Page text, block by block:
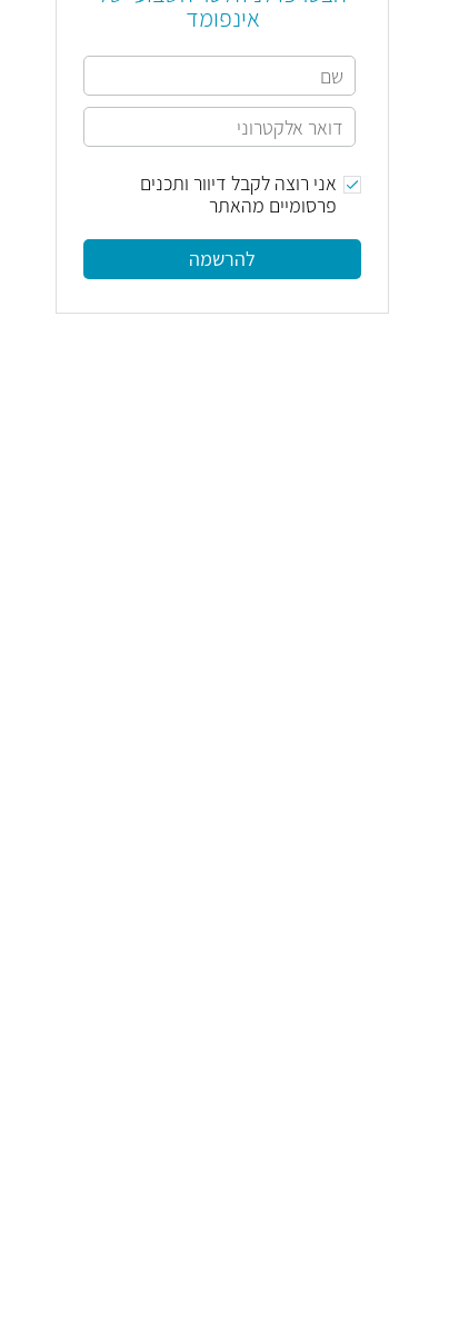
אינפומד
אני רוצה לקבל דיוור ותכנים
פרסומיים מהאתר
להרשמה